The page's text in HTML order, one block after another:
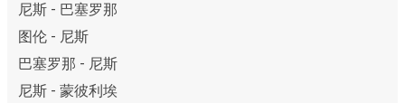
尼斯 - 巴塞罗那
图伦 - 尼斯
巴塞罗那 - 尼斯
尼斯 - 蒙彼利埃